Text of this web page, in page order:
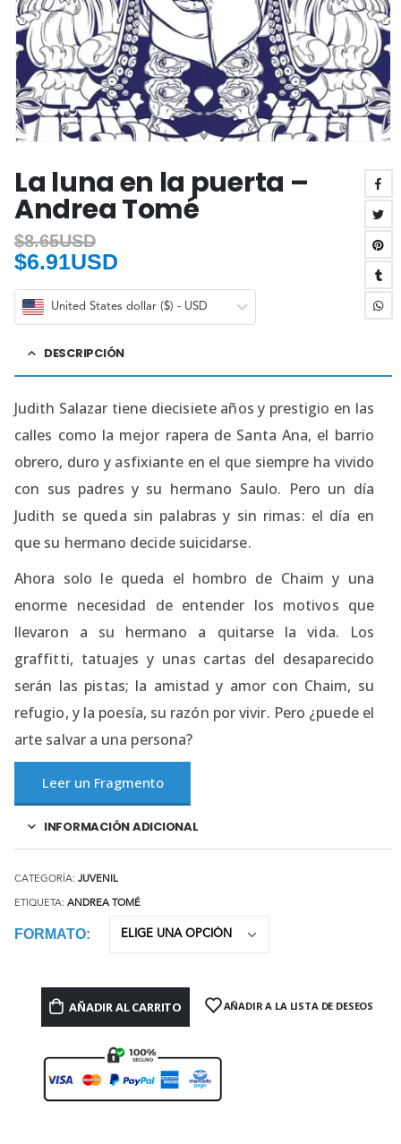
La luna en la puerta –
Andrea Tomé
$8.65USD
$6.91USD
United States dollar ($) - USD
DESCRIPCIÓN
Judith Salazar tiene diecisiete años y prestigio en las
calles como la mejor rapera de Santa Ana, el barrio
obrero, duro y asfixiante en el que siempre ha vivido
con sus padres y su hermano Saulo. Pero un día
Judith se queda sin palabras y sin rimas: el día en
que su hermano decide suicidarse.
Ahora solo le queda el hombro de Chaim y una
enorme necesidad de entender los motivos que
llevaron a su hermano a quitarse la vida. Los
graffitti, tatuajes y unas cartas del desaparecido
serán las pistas; la amistad y amor con Chaim, su
refugio, y la poesía, su razón por vivir. Pero ¿puede el
arte salvar a una persona?
Leer un Fragmento
INFORMACIÓN ADICIONAL
CATEGORÍA: JUVENIL
ETIQUETA: ANDREA TOMÉ
FORMATO
AÑADIR AL CARRITO AÑADIR A LA LISTA DE DESEOS